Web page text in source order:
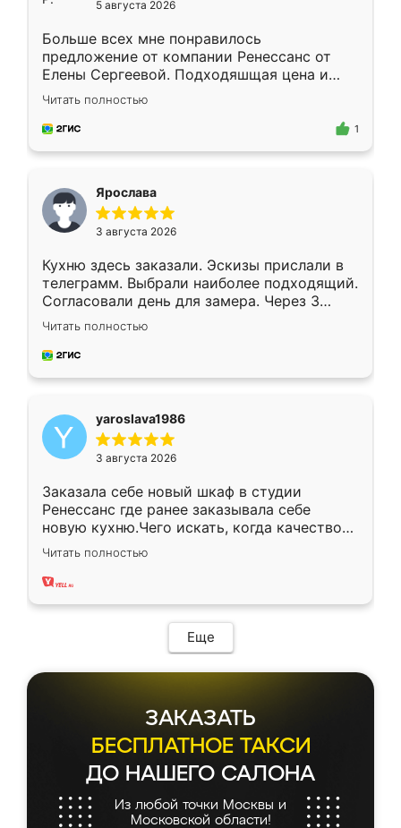
5 августа 2026
Больше всех мне понравилось
предложение от компании Ренессанс от
Елены Сергеевой. Подходяшщая цена и
короткие сроки изготовления. Приехавший
для замера сотрудник Владислав
предложил по моему эскизу самый
Читать полностью
1
Ярослава
3 августа 2026
Кухню здесь заказали. Эскизы прислали в
телеграмм. Выбрали наиболее подходящий.
Согласовали день для замера. Через 3
недели кухня была уже готова. Остались
довольны работой. Спасибо Ренессанс
мебель за качественную работу!
Читать полностью
yaroslava1986
3 августа 2026
Заказала себе новый шкаф в студии
Ренессанс где ранее заказывала себе
новую кухню.Чего искать, когда качеством
вполне довольна. Служит кухня уже почти
два года, нареканий нет.
Читать полностью
Еще
ЗАКАЗАТЬ
БЕСПЛАТНОЕ ТАКСИ
ДО НАШЕГО САЛОНА
Из любой точки Москвы и
Московской области!